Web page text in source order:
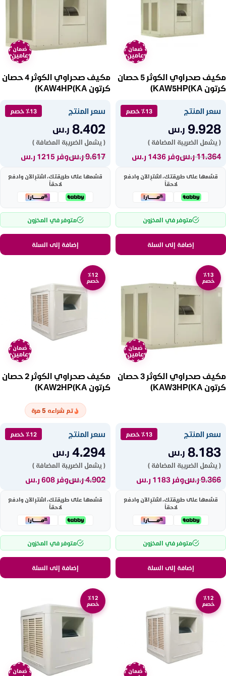
ضمان
عامين
مكيف صحراوي الكوثر 5 حصان
كرتون KAW5HP(KA)
سعر المنتج ٪13 خصم
9.928 ر.س
( يشمل الضريبة المضافة )
11.364ر.سوفر 1436 ر.س
قسّمها على طريقتك، اشترِ الآن وادفع
لاحقاً
متوفر في المخزون
إضافة إلى السلة
ضمان
عامين
مكيف صحراوي الكوثر 4 حصان
كرتون KAW4HP(KA)
سعر المنتج ٪13 خصم
8.402 ر.س
( يشمل الضريبة المضافة )
9.617ر.سوفر 1215 ر.س
قسّمها على طريقتك، اشترِ الآن وادفع
لاحقاً
متوفر في المخزون
إضافة إلى السلة
٪13
خصم
ضمان
عامين
مكيف صحراوي الكوثر 3 حصان
كرتون KAW3HP(KA)
سعر المنتج ٪13 خصم
8.183 ر.س
( يشمل الضريبة المضافة )
9.366ر.سوفر 1183 ر.س
قسّمها على طريقتك، اشترِ الآن وادفع
لاحقاً
متوفر في المخزون
إضافة إلى السلة
٪12
خصم
ضمان
عامين
مكيف صحراوي الكوثر 2 حصان
كرتون KAW2HP(KA)
تم شراءه 5 مرة
سعر المنتج ٪12 خصم
4.294 ر.س
( يشمل الضريبة المضافة )
4.902ر.سوفر 608 ر.س
قسّمها على طريقتك، اشترِ الآن وادفع
لاحقاً
متوفر في المخزون
إضافة إلى السلة
٪12
خصم
ضمان
٪12
خصم
ضمان